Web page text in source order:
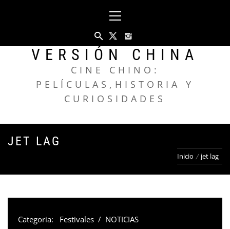
principal
VERSIÓN CHINA
CINE CHINO:
PELÍCULAS,HISTORIA Y
CURIOSIDADES
JET LAG
Inicio jet lag
Categoria: Festivales / NOTICIAS